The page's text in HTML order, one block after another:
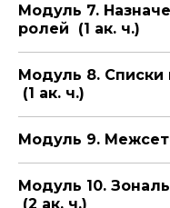
Модуль 7.
ролей (1 ак. ч.)
Модуль 8. Списки
(1 ак. ч.)
Модуль 9.
Модуль 10.
(2 ак. ч.)